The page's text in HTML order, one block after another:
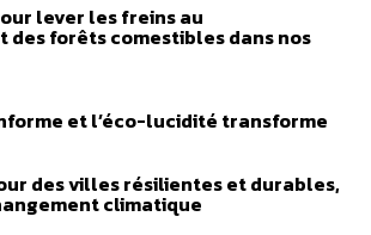
lever les freins au
des forêts comestibles dans nos
et l’éco-lucidité transforme
des villes résilientes et durables,
climatique